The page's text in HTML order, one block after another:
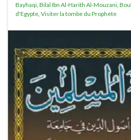
Bayhaqi Bilal Ibn Al-Harith Al-Mouzani
d'Egypte Visiter la tombe du Prophète